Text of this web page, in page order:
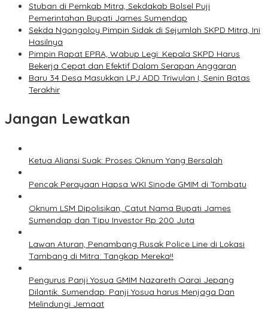
Stuban di Pemkab Mitra, Sekdakab Bolsel Puji
Pemerintahan Bupati James Sumendap
Sekda Ngongoloy Pimpin Sidak di Sejumlah SKPD Mitra, Ini
Hasilnya
Pimpin Rapat EPRA, Wabup Legi: Kepala SKPD Harus
Bekerja Cepat dan Efektif Dalam Serapan Anggaran
Baru 34 Desa Masukkan LPJ ADD Triwulan I, Senin Batas
Terakhir
Jangan Lewatkan
Ketua Aliansi Suak: Proses Oknum Yang Bersalah
Pencak Perayaan Hapsa WKI Sinode GMIM di Tombatu
Oknum LSM Dipolisikan, Catut Nama Bupati James
Sumendap dan Tipu Investor Rp 200 Juta
Lawan Aturan, Penambang Rusak Police Line di Lokasi
Tambang di Mitra: Tangkap Mereka!!
Pengurus Panji Yosua GMIM Nazareth Oarai Jepang
Dilantik. Sumendap: Panji Yosua harus Menjaga Dan
Melindungi Jemaat